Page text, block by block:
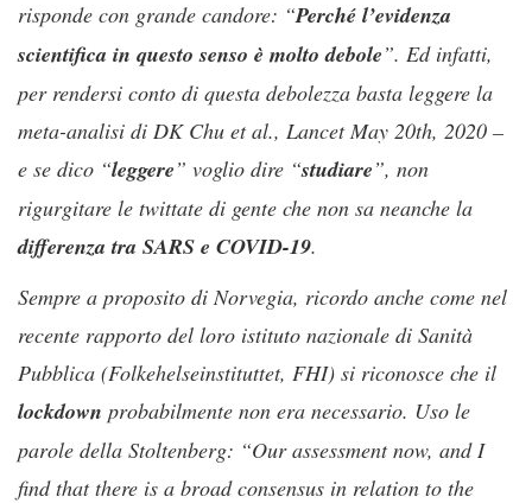
risponde con grande candore: “Perché l’evidenza
scientifica in questo senso è molto debole”. Ed infatti,
per rendersi conto di questa debolezza basta leggere la
meta-analisi di DK Chu et al., Lancet May 20th, 2020 –
e se dico “leggere” voglio dire “studiare”, non
rigurgitare le twittate di gente che non sa neanche la
differenza tra SARS e COVID-19.
Sempre a proposito di Norvegia, ricordo anche come nel
recente rapporto del loro istituto nazionale di Sanità
Pubblica (Folkehelseinstituttet, FHI) si riconosce che il
lockdown probabilmente non era necessario. Uso le
parole della Stoltenberg: “Our assessment now, and I
find that there is a broad consensus in relation to the